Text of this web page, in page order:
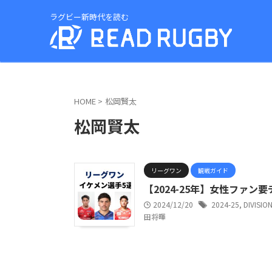
ラグビー新時代を読む
HOME > 松岡賢太
松岡賢太
リーグワン 観戦ガイド
【2024-25年】女性ファン
2024/12/20 2024-25,
田将暉